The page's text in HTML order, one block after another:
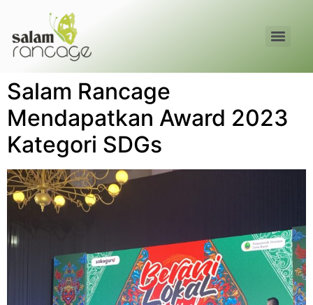
Salam Rancage
Mendapatkan Award 2023
Kategori SDGs